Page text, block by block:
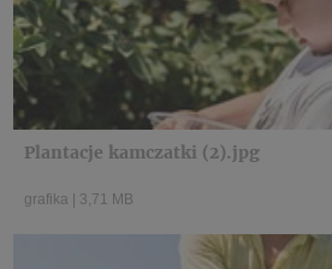
Plantacje kamczatki (2).jpg
grafika | 3,71 MB